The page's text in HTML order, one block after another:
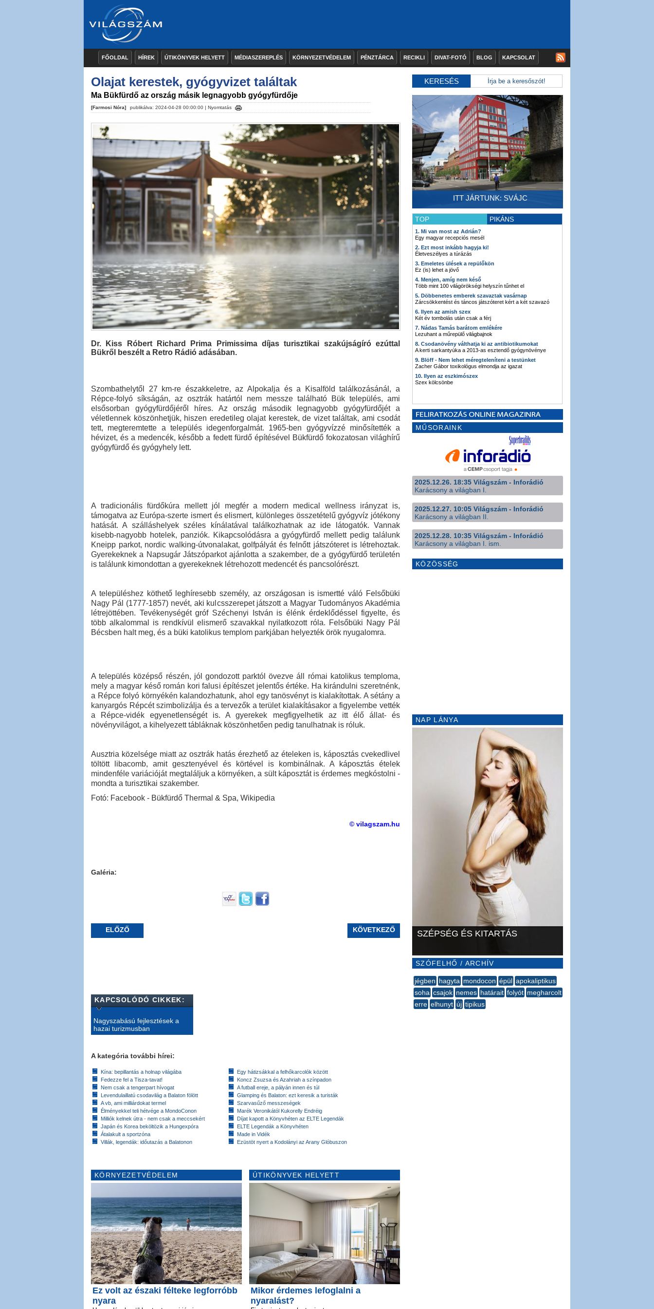
FŐOLDAL HÍREK ÚTIKÖNYVEK HELYETT MÉDIASZEREPLÉS KÖRNYEZETVÉDELEM PÉNZTÁRCA RECIKLI DIVAT-FOTÓ BLOG KAPCSOLAT
Olajat kerestek, gyógyvizet találtak
Ma Bükfürdő az ország másik legnagyobb gyógyfürdője
[Farmosi Nóra] publikálva: 2024-04-28 00:00:00 | Nyomtatás
Dr. Kiss Róbert Richard Prima Primissima díjas turisztikai szakújságíró ezúttal
Bükről beszélt a Retro Rádió adásában.
Szombathelytől 27 km-re északkeletre, az Alpokalja és a Kisalföld találkozásánál, a
Répce-folyó síkságán, az osztrák határtól nem messze található Bük település, ami
elsősorban gyógyfürdőjéről híres. Az ország második legnagyobb gyógyfürdőjét a
véletlennek köszönhetjük, hiszen eredetileg olajat kerestek, de vizet találtak, ami csodát
tett, megteremtette a település idegenforgalmát. 1965-ben gyógyvízzé minősítették a
hévizet, és a medencék, később a fedett fürdő építésével Bükfürdő fokozatosan világhírű
gyógyfürdő és gyógyhely lett.
A tradicionális fürdőkúra mellett jól megfér a modern medical wellness irányzat is,
támogatva az Európa-szerte ismert és elismert, különleges összetételű gyógyvíz jótékony
hatását. A szálláshelyek széles kínálatával találkozhatnak az ide látogatók. Vannak
kisebb-nagyobb hotelek, panziók. Kikapcsolódásra a gyógyfürdő mellett pedig találunk
Kneipp parkot, nordic walking-útvonalakat, golfpályát és felnőtt játszóteret is létrehoztak.
Gyerekeknek a Napsugár Játszóparkot ajánlotta a szakember, de a gyógyfürdő területén
is találunk kimondottan a gyerekeknek létrehozott medencét és pancsolórészt.
A településhez köthető leghíresebb személy, az országosan is ismertté váló Felsőbüki
Nagy Pál (1777-1857) nevét, aki kulcsszerepet játszott a Magyar Tudományos Akadémia
létrejöttében. Tevékenységét gróf Széchenyi István is élénk érdeklődéssel figyelte, és
több alkalommal is rendkívül elismerő szavakkal nyilatkozott róla. Felsőbüki Nagy Pál
Bécsben halt meg, és a büki katolikus templom parkjában helyezték örök nyugalomra.
A település középső részén, jól gondozott parktól övezve áll római katolikus temploma,
mely a magyar késő román kori falusi építészet jelentős értéke. Ha kirándulni szeretnénk,
a Répce folyó környékén kalandozhatunk, ahol egy tanösvényt is kialakítottak. A sétány a
kanyargós Répcét szimbolizálja és a tervezők a terület kialakításakor a figyelembe vették
a Répce-vidék egyenetlenségét is. A gyerekek megfigyelhetik az itt élő állat- és
növényvilágot, a kihelyezett tábláknak köszönhetően pedig tanulhatnak is róluk.
Ausztria közelsége miatt az osztrák hatás érezhető az ételeken is, káposztás cvekedlivel
töltött libacomb, amit gesztenyével és körtével is kombinálnak. A káposztás ételek
mindenféle variációját megtaláljuk a környéken, a sült káposztát is érdemes megkóstolni -
mondta a turisztikai szakember.
Fotó: Facebook - Bükfürdő Thermal & Spa, Wikipedia
© vilagszam.hu
Galéria:
ELŐZŐ KÖVETKEZŐ
KAPCSOLÓDÓ CIKKEK:
Nagyszabású fejlesztések a
hazai turizmusban
A kategória további hírei:
Kína: bepillantás a holnap világába
Fedezze fel a Tisza-tavat!
Nem csak a tengerpart hívogat
Levendulaillatú csodavilág a Balaton fölött
A vb, ami milliárdokat termel
Élményekkel teli hétvége a MondoConon
Milliók kelnek útra - nem csak a meccsekért
Japán és Korea beköltözik a Hungexpóra
Átalakult a sportzóna
Villák, legendák: időutazás a Balatonon
Egy hátizsákkal a felhőkarcolók között
Koncz Zsuzsa és Azahriah a színpadon
A futball ereje, a pályán innen és túl
Glamping és Balaton: ezt keresik a turisták
Szarvasűző messzeségek
Marék Veronikától Kukorelly Endréig
Díjat kapott a Könyvhéten az ELTE Legendák
ELTE Legendák a Könyvhéten
Made in Vidék
Ezüstöt nyert a Kodolányi az Arany Glóbuszon
KÖRNYEZETVÉDELEM
Ez volt az északi félteke legforróbb
nyara
ÚTIKÖNYVEK HELYETT
Mikor érdemes lefoglalni a
nyaralást?
KERESÉS
ITT JÁRTUNK: SVÁJC
TOP PIKÁNS
1. Mi van most az Adrián?
Egy magyar recepciós mesél
2. Ezt most inkább hagyja ki!
Életveszélyes a túrázás
3. Emeletes ülések a repülőkön
Ez (is) lehet a jövő
4. Menjen, amíg nem késő
Több mint 100 világörökségi helyszín tűnhet el
5. Döbbenetes emberek szavaztak vasárnap
Zárcsökkentést és táncos játszóteret kért a két szavazó
6. Ilyen az amish szex
Két év tombolás után csak a férj
7. Nádas Tamás barátom emlékére
Lezuhant a műrepülő világbajnok
8. Csodanövény válthatja ki az antibiotikumokat
A kerti sarkantyúka a 2013-as esztendő gyógynövénye
9. Blöff - Nem lehet méregteleníteni a testünket
Zacher Gábor toxikológus elmondja az igazat
10. Ilyen az eszkimószex
Szex kölcsönbe
MŰSORAINK
2025.12.26. 18:35 Világszám - Inforádió
Karácsony a világban I.
2025.12.27. 10:05 Világszám - Inforádió
Karácsony a világban II.
2025.12.28. 10:35 Világszám - Inforádió
Karácsony a világban I. ism.
KÖZÖSSÉG
NAP LÁNYA
SZÉPSÉG ÉS KITARTÁS
SZÓFELHŐ / ARCHÍV
jégben hagyta ​mondocon épül apokaliptikus
soha csajok nemes határait folyót megharcolt
erre elhunyt új tipikus